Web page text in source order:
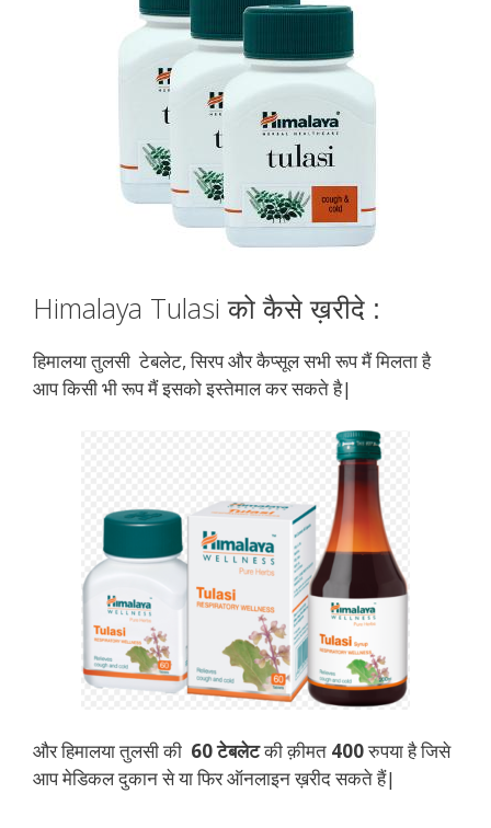
Himalaya Tulasi कोकैसे ख़रीदे :
हिमालया तुलसी टेबलेट, सिरप और कैप्सूल सभी रूप मैं मिलता है
आप किसी भी रूप मैं इसको इस्तेमाल कर सकते है|
और हिमालया तुलसी की 60 टेबलेटकी क़ीमत 400रुपया है जिसे
आप मेडिकल दुकान से या फिर ऑनलाइन ख़रीद सकते हैं|